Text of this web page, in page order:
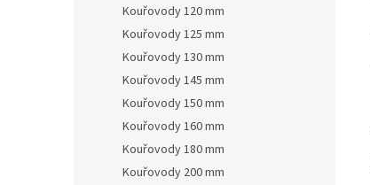
Kouřovody 120 mm
Kouřovody 125 mm
Kouřovody 130 mm
Kouřovody 145 mm
Kouřovody 150 mm
Kouřovody 160 mm
Kouřovody 180 mm
Kouřovody 200 mm